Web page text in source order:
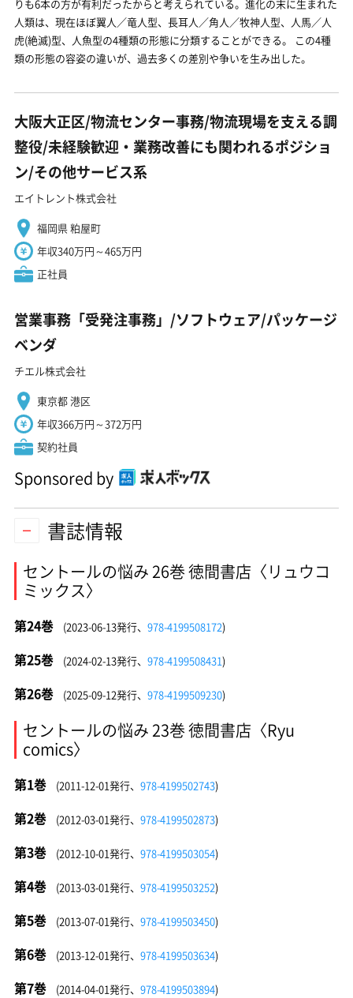
りも6本の方が有利だったからと考えられている。進化の末に生まれた
人類は、現在ほぼ翼人／竜人型、長耳人／角人／牧神人型、人馬／人
虎(絶滅)型、人魚型の4種類の形態に分類することができる。 この4種
類の形態の容姿の違いが、過去多くの差別や争いを生み出した。
大阪大正区/物流センター事務/物流現場を支える調
整役/未経験歓迎・業務改善にも関われるポジショ
ン/その他サービス系
エイトレント株式会社
福岡県 粕屋町
年収340万円～465万円
正社員
営業事務「受発注事務」/ソフトウェア/パッケージ
ベンダ
チエル株式会社
東京都 港区
年収366万円～372万円
契約社員
Sponsored by
書誌情報
セントールの悩み 26巻 徳間書店〈リュウコ
ミックス〉
第24巻 (2023-06-13発行、 978-4199508172)
第25巻 (2024-02-13発行、 978-4199508431)
第26巻 (2025-09-12発行、 978-4199509230)
セントールの悩み 23巻 徳間書店〈Ryu
comics〉
第1巻 (2011-12-01発行、 978-4199502743)
第2巻 (2012-03-01発行、 978-4199502873)
第3巻 (2012-10-01発行、 978-4199503054)
第4巻 (2013-03-01発行、 978-4199503252)
第5巻 (2013-07-01発行、 978-4199503450)
第6巻 (2013-12-01発行、 978-4199503634)
第7巻 (2014-04-01発行、 978-4199503894)